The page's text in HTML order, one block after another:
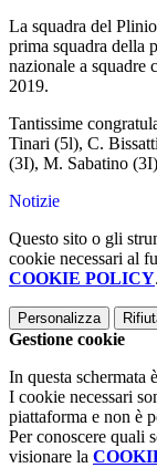
La squadra del
prima squadra della
nazionale a squadre
2019.
Tantissime
Tinari (5l), C.
(3I), M. Sabatino
Notizie
Questo sito o gli
cookie necessari al
COOKIE POLICY.
Personalizza
Gestione cookie
In questa schermata
I cookie necessari
piattaforma e non è
Per conoscere quali
visionare la